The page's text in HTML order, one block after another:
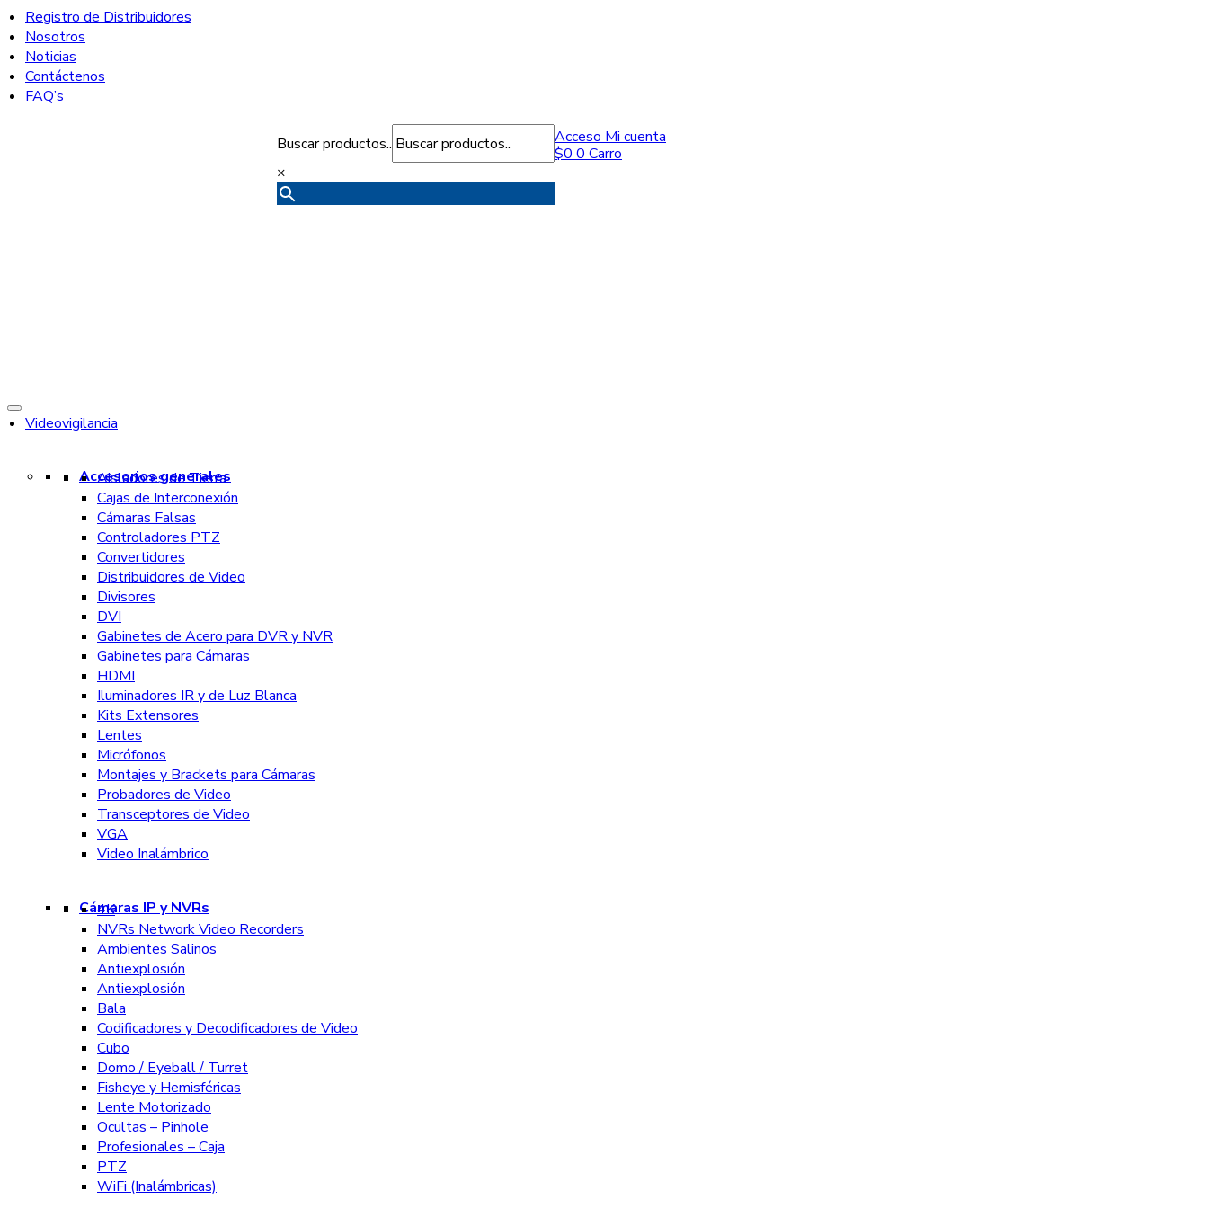
Registro de Distribuidores
Nosotros
Noticias
Contáctenos
FAQ’s
Buscar productos..
×
Acceso Mi cuenta
$0 0 Carro
Videovigilancia
Accesorios generales
Aisladores de Tierra
Cajas de Interconexión
Cámaras Falsas
Controladores PTZ
Convertidores
Distribuidores de Video
Divisores
DVI
Gabinetes de Acero para DVR y NVR
Gabinetes para Cámaras
HDMI
Iluminadores IR y de Luz Blanca
Kits Extensores
Lentes
Micrófonos
Montajes y Brackets para Cámaras
Probadores de Video
Transceptores de Video
VGA
Video Inalámbrico
Cámaras IP y NVRs
4K
NVRs Network Video Recorders
Ambientes Salinos
Antiexplosión
Antiexplosión
Bala
Codificadores y Decodificadores de Video
Cubo
Domo / Eyeball / Turret
Fisheye y Hemisféricas
Lente Motorizado
Ocultas – Pinhole
Profesionales – Caja
PTZ
WiFi (Inalámbricas)